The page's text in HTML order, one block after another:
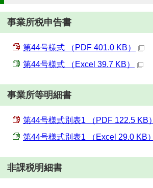
事業所税申告書
第44号様式 （PDF 401.0 KB）
第44号様式 （Excel 39.7 KB）
事業所等明細書
第44号様式別表1 （PDF 122.5 KB）
第44号様式別表1 （Excel 29.0 KB）
非課税明細書